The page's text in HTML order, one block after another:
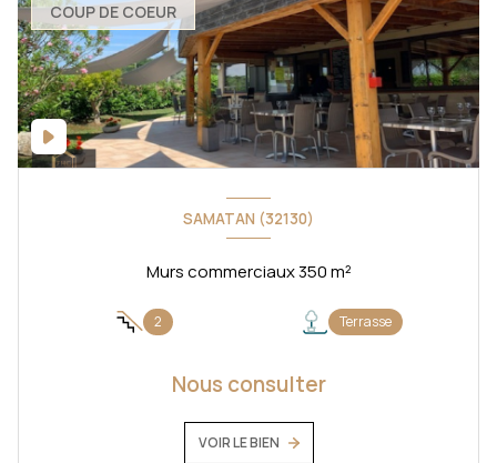
COUP DE COEUR
SAMATAN (32130)
Murs commerciaux 350 m²
2 Terrasse
Nous consulter
VOIR LE BIEN